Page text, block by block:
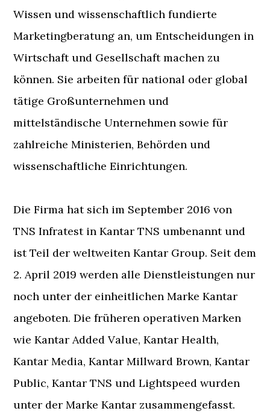
Wissen und wissenschaftlich fundierte
Marketingberatung an, um Entscheidungen in
Wirtschaft und Gesellschaft machen zu
können. Sie arbeiten für national oder global
tätige Großunternehmen und
mittelständische Unternehmen sowie für
zahlreiche Ministerien, Behörden und
wissenschaftliche Einrichtungen.
Die Firma hat sich im September 2016 von
TNS Infratest in Kantar TNS umbenannt und
ist Teil der weltweiten Kantar Group. Seit dem
2. April 2019 werden alle Dienstleistungen nur
noch unter der einheitlichen Marke Kantar
angeboten. Die früheren operativen Marken
wie Kantar Added Value, Kantar Health,
Kantar Media, Kantar Millward Brown, Kantar
Public, Kantar TNS und Lightspeed wurden
unter der Marke Kantar zusammengefasst.